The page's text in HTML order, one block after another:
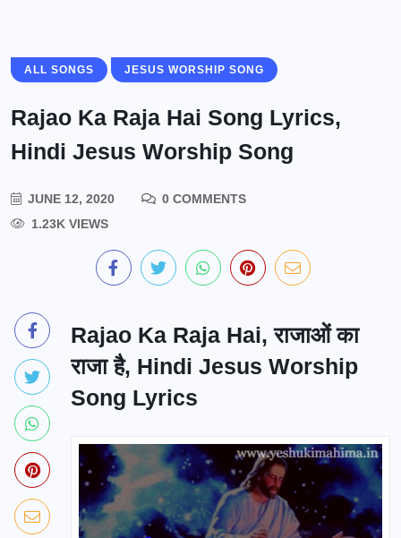
ALL SONGS JESUS WORSHIP SONG
Rajao Ka Raja Hai Song Lyrics,
Hindi Jesus Worship Song
JUNE 12, 2020
0 COMMENTS
1.23K VIEWS
Rajao Ka Raja Hai, राजाओं का
राजा है, Hindi Jesus Worship
Song Lyrics